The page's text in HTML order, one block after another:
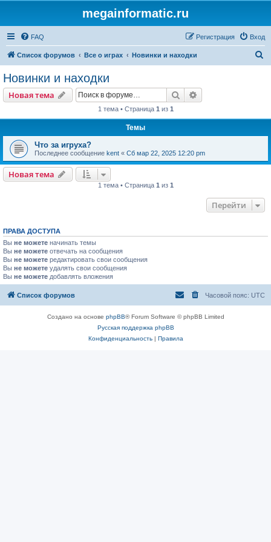
megainformatic.ru
FAQ Вход
Регистрация
Список форумов Все о играх Новинки и находки
Новинки и находки
Новая тема Поиск
1 тема • Страница 1 из 1
Темы
Что за игруха?
Последнее сообщение kent « Сб мар 22, 2025 12:20 pm
Новая тема
1 тема • Страница 1 из 1
Перейти
ПРАВА ДОСТУПА
Вы не можете начинать темы
Вы не можете отвечать на сообщения
Вы не можете редактировать свои сообщения
Вы не можете удалять свои сообщения
Вы не можете добавлять вложения
Список форумов Часовой пояс: UTC
Создано на основе phpBB® Forum Software © phpBB Limited
Русская поддержка phpBB
Конфиденциальность| Правила